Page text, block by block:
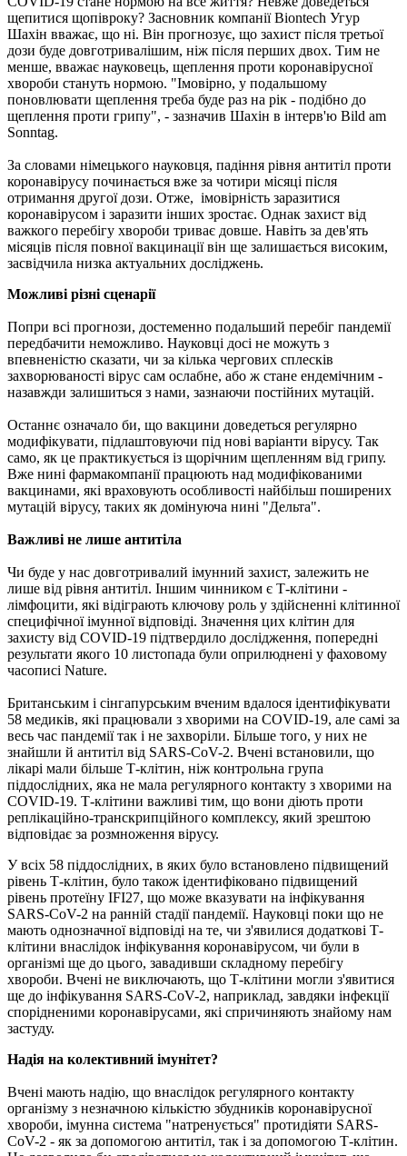
щепитися щопівроку? Засновник компанії Biontech Угур
Шахін вважає, що ні. Він прогнозує, що захист після третьої
дози буде довготривалішим, ніж після перших двох. Тим не
менше, вважає науковець, щеплення проти коронавірусної
хвороби стануть нормою. "Імовірно, у подальшому
поновлювати щеплення треба буде раз на рік - подібно до
щеплення проти грипу", - зазначив Шахін в інтерв'ю Bild am
Sonntag.
За словами німецького науковця, падіння рівня антитіл проти
коронавірусу починається вже за чотири місяці після
отримання другої дози. Отже, імовірність заразитися
коронавірусом і заразити інших зростає. Однак захист від
важкого перебігу хвороби триває довше. Навіть за дев'ять
місяців після повної вакцинації він ще залишається високим,
засвідчила низка актуальних досліджень.
Можливі різні сценарії
Попри всі прогнози, достеменно подальший перебіг пандемії
передбачити неможливо. Науковці досі не можуть з
впевненістю сказати, чи за кілька чергових сплесків
захворюваності вірус сам ослабне, або ж стане ендемічним -
назавжди залишиться з нами, зазнаючи постійних мутацій.
Останнє означало би, що вакцини доведеться регулярно
модифікувати, підлаштовуючи під нові варіанти вірусу. Так
само, як це практикується із щорічним щепленням від грипу.
Вже нині фармакомпанії працюють над модифікованими
вакцинами, які враховують особливості найбільш поширених
мутацій вірусу, таких як домінуюча нині "Дельта".
Важливі не лише антитіла
Чи буде у нас довготривалий імунний захист, залежить не
лише від рівня антитіл. Іншим чинником є Т-клітини -
лімфоцити, які відіграють ключову роль у здійсненні клітинної
специфічної імунної відповіді. Значення цих клітин для
захисту від COVID-19 підтвердило дослідження, попередні
результати якого 10 листопада були оприлюднені у фаховому
часописі Nature.
Британським і сінгапурським вченим вдалося ідентифікувати
58 медиків, які працювали з хворими на COVID-19, але самі за
весь час пандемії так і не захворіли. Більше того, у них не
знайшли й антитіл від SARS-CoV-2. Вчені встановили, що
лікарі мали більше Т-клітин, ніж контрольна група
піддослідних, яка не мала регулярного контакту з хворими на
COVID-19. Т-клітини важливі тим, що вони діють проти
реплікаційно-транскрипційного комплексу, який зрештою
відповідає за розмноження вірусу.
У всіх 58 піддослідних, в яких було встановлено підвищений
рівень Т-клітин, було також ідентифіковано підвищений
рівень протеїну IFI27, що може вказувати на інфікування
SARS-CoV-2 на ранній стадії пандемії. Науковці поки що не
мають однозначної відповіді на те, чи з'явилися додаткові Т-
клітини внаслідок інфікування коронавірусом, чи були в
організмі ще до цього, завадивши складному перебігу
хвороби. Вчені не виключають, що Т-клітини могли з'явитися
ще до інфікування SARS-CoV-2, наприклад, завдяки інфекції
спорідненими коронавірусами, які спричиняють знайому нам
застуду.
Надія на колективний імунітет?
Вчені мають надію, що внаслідок регулярного контакту
організму з незначною кількістю збудників коронавірусної
хвороби, імунна система "натренується" протидіяти SARS-
CoV-2 - як за допомогою антитіл, так і за допомогою Т-клітин.